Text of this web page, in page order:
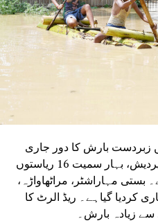
زبردست بارش کا دور جاری
ہے۔ مدھیہ پردیش گجرات، اترپردیش، بہار سمیت 16 ریاستوں
مہاراشٹر، مراٹھاواڑہ،
کردیا گیاہے۔ ریڈ الرٹ کا